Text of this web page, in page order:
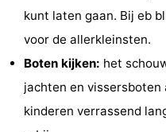
kunt laten gaan. Bij eb
voor de allerkleinsten.
Boten kijken: het
jachten en vissersboten
kinderen verrassend